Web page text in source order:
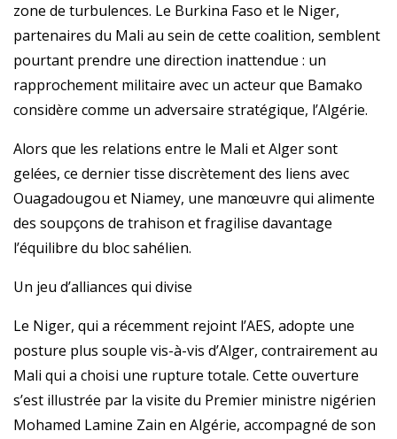
zone de turbulences. Le Burkina Faso et le Niger,
partenaires du Mali au sein de cette coalition, semblent
pourtant prendre une direction inattendue : un
rapprochement militaire avec un acteur que Bamako
considère comme un adversaire stratégique, l’Algérie.
Alors que les relations entre le Mali et Alger sont
gelées, ce dernier tisse discrètement des liens avec
Ouagadougou et Niamey, une manœuvre qui alimente
des soupçons de trahison et fragilise davantage
l’équilibre du bloc sahélien.
Un jeu d’alliances qui divise
Le Niger, qui a récemment rejoint l’AES, adopte une
posture plus souple vis-à-vis d’Alger, contrairement au
Mali qui a choisi une rupture totale. Cette ouverture
s’est illustrée par la visite du Premier ministre nigérien
Mohamed Lamine Zain en Algérie, accompagné de son